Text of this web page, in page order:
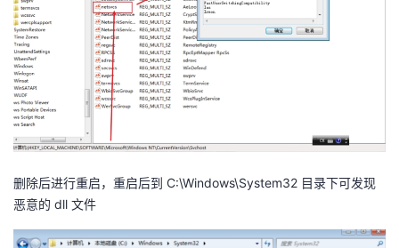
删除后进行重启，重启后到 C:\Windows\System32 目录下可发现
恶意的 dll 文件